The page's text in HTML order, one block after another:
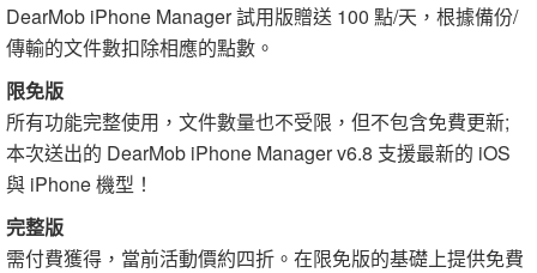
DearMob iPhone Manager 試用版贈送 100 點/天，根據備份/
傳輸的文件數扣除相應的點數。
限免版
所有功能完整使用，文件數量也不受限，但不包含免費更新;
本次送出的 DearMob iPhone Manager v6.8 支援最新的 iOS
與 iPhone 機型！
完整版
需付費獲得，當前活動價約四折。在限免版的基礎上提供免費